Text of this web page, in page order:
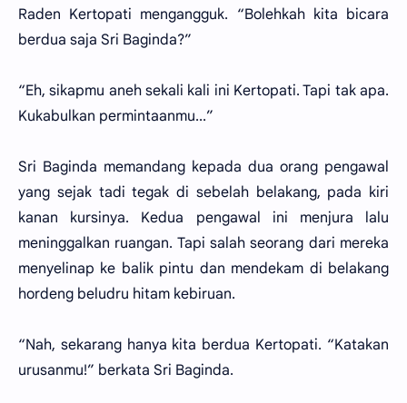
Raden Kertopati mengangguk. “Bolehkah kita bicara
berdua saja Sri Baginda?”
“Eh, sikapmu aneh sekali kali ini Kertopati. Tapi tak apa.
Kukabulkan permintaanmu...”
Sri Baginda memandang kepada dua orang pengawal
yang sejak tadi tegak di sebelah belakang, pada kiri
kanan kursinya. Kedua pengawal ini menjura lalu
meninggalkan ruangan. Tapi salah seorang dari mereka
menyelinap ke balik pintu dan mendekam di belakang
hordeng beludru hitam kebiruan.
“Nah, sekarang hanya kita berdua Kertopati. “Katakan
urusanmu!” berkata Sri Baginda.